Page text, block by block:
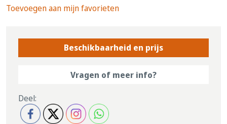
Toevoegen aan mijn favorieten
Beschikbaarheid en prijs
Vragen of meer info?
Deel: